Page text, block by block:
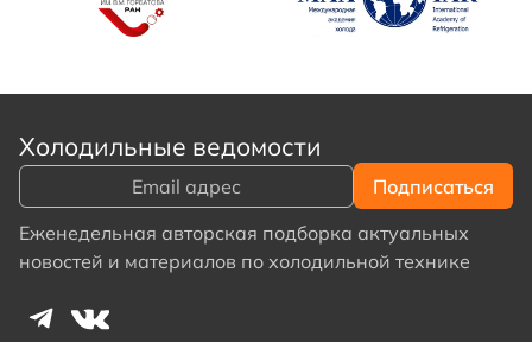
Холодильные ведомости
Еженедельная авторская подборка актуальных
новостей и материалов по холодильной технике